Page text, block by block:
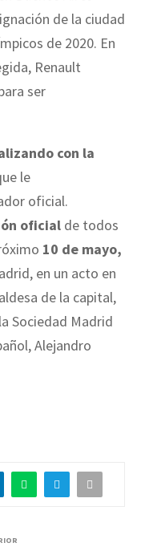
de la ciudad
de 2020. En
Renault
ser
con la
le
oficial.
oficial de todos
10 de mayo,
en un acto en
de la capital,
Sociedad Madrid
Alejandro